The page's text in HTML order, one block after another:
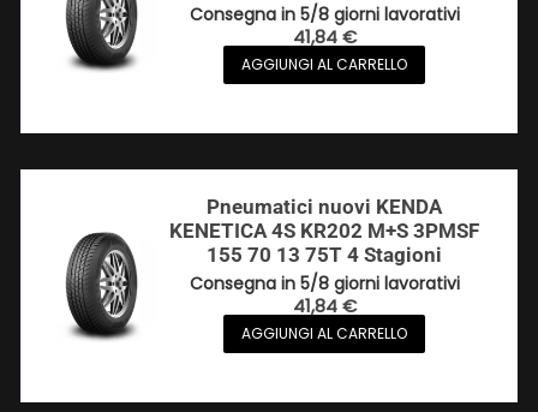
Consegna in 5/8 giorni lavorativi
41,84€
AGGIUNGI AL CARRELLO
Pneumatici nuovi KENDA
KENETICA 4S KR202 M+S 3PMSF
155 70 13 75T 4 Stagioni
Consegna in 5/8 giorni lavorativi
41,84€
AGGIUNGI AL CARRELLO